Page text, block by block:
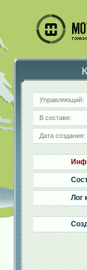
Управляющий:
В составе:
Дата создания:
Лог